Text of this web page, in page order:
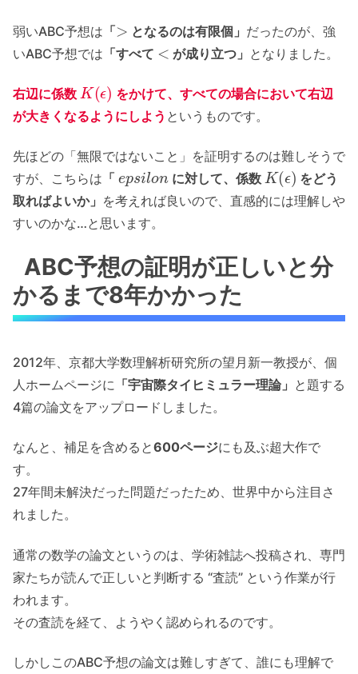
弱いABC予想は 「 となるのは有限個」 だったのが、強
いABC予想では 「すべて < が成り立つ」 となりました。
右辺に係数 K(ϵ ) をかけて、すべての場合において右辺
が大きくなるようにしよう というものです。
先ほどの「無限ではないこと」を証明するのは難しそうで
すが、こちらは 「 e p sil に対して、係数 K(ϵ ) をどう
取ればよいか」 を考えれば良いので、直感的には理解しや
すいのかな…と思います。
ABC予想の証明が正しいと分
かるまで8年かかった
2012年、京都大学数理解析研究所の望月新一教授が、個
人ホームページに 「宇宙際タイヒミュラー理論」 と題する
4篇の論文をアップロードしました。
なんと、補足を含めると600ページにも及ぶ超大作で
す。
27年間未解決だった問題だったため、世界中から注目さ
れました。
通常の数学の論文というのは、学術雑誌へ投稿され、専門
家たちが読んで正しいと判断する “査読” という作業が行
われます。
その査読を経て、ようやく認められるのです。
しかしこのABC予想の論文は難しすぎて、誰にも理解で